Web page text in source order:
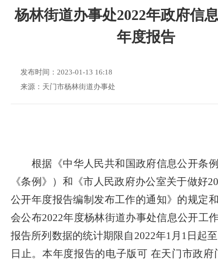
杨林街道办事处2022年政府信
年度报告
发布时间：2023-01-13 16:18
来源：天门市杨林街道办事处
根据《中华人民共和国政府信息公开条
《条例》）和《市人民政府办公室关于做好
公开年度报告编制发布工作的通知》的规定
会公布2022年度杨林街道办事处信息公开工
报告所列数据的统计期限自2022年1月1日起
日止。本年度报告的电子版可 在天门市政府